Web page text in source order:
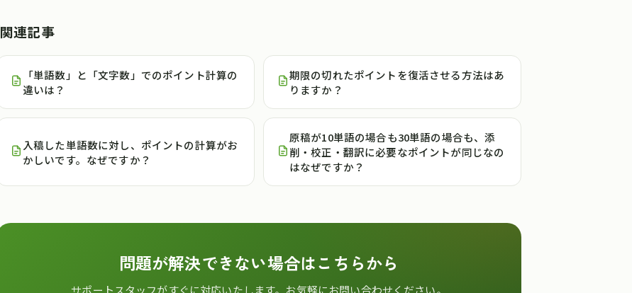
関連記事
「単語数」と「文字数」でのポイント計算の
違いは？
期限の切れたポイントを復活させる方法はあ
りますか？
入稿した単語数に対し、ポイントの計算がお
かしいです。なぜですか？
原稿が10単語の場合も30単語の場合も、添
削・校正・翻訳に必要なポイントが同じなの
はなぜですか？
問題が解決できない場合はこちらから
サポートスタッフがすぐに対応いたします。お気軽にお問い合わせください。